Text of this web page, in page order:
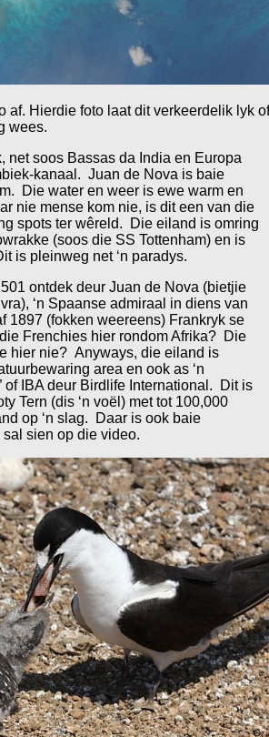
af. Hierdie foto laat dit verkeerdelik lyk
wees.
net soos Bassas da India en Europa
kanaal. Juan de Nova is baie
Die water en weer is ewe warm en
nie mense kom nie, is dit een van die
spots ter wêreld. Die eiland is omring
(soos die SS Tottenham) en is
is pleinweg net ‘n paradys.
ontdek deur Juan de Nova (bietjie
‘n Spaanse admiraal in diens van
1897 (fokken weereens) Frankryk se
Frenchies hier rondom Afrika? Die
hier nie? Anyways, die eiland is
area en ook as ‘n
of IBA deur Birdlife International. Dit is
Tern (dis ‘n voël) met tot 100,000
op ‘n slag. Daar is ook baie
sien op die video.